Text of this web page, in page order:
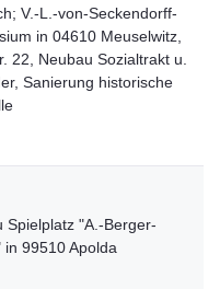
V.-L.-von-Seckendorff-
in 04610 Meuselwitz,
22, Neubau Sozialtrakt u.
Sanierung historische
Spielplatz "A.-Berger-
in 99510 Apolda